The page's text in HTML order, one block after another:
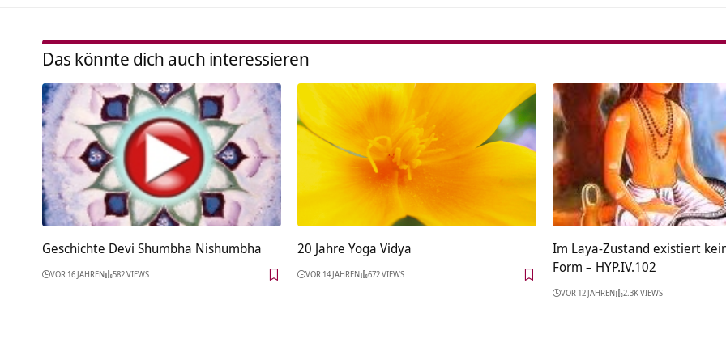
Das könnte dich auch interessieren
Geschichte Devi Shumbha Nishumbha
VOR 16 JAHREN 582 VIEWS
20 Jahre Yoga Vidya
VOR 14 JAHREN 672 VIEWS
Im Laya-Zustand existiert
Form – HYP.IV.102
VOR 12 JAHREN 2.3K VIEWS